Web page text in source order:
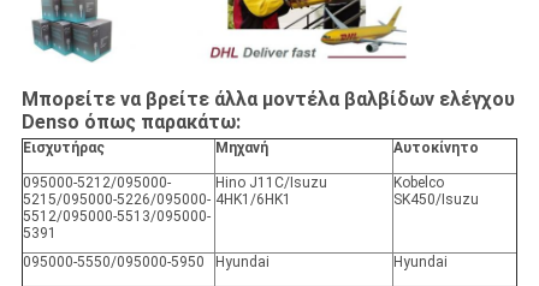
Μπορείτε να βρείτε άλλα μοντέλα βαλβίδων ελέγχου
Denso όπως παρακάτω:
Εισχυτήρας Μηχανή Αυτοκίνητο
095000-5212/095000-
5215/095000-5226/095000-
5512/095000-5513/095000-
5391
Hino J11C/Isuzu
4HK1/6HK1
Kobelco
SK450/Isuzu
095000-5550/095000-5950 Hyundai
Hyundai